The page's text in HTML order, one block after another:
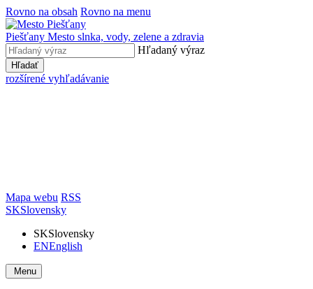
Rovno na obsah Rovno na menu
Piešťany Mesto slnka, vody, zelene a zdravia
Hľadaný výraz
Hľadať
rozšírené vyhľadávanie
Mapa webu RSS
SKSlovensky
SKSlovensky
ENEnglish
Menu